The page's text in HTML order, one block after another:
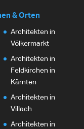
& Orten
Architekten in
Völkermarkt
Architekten in
Feldkirchen in
Kärnten
Architekten in
Villach
Architekten in